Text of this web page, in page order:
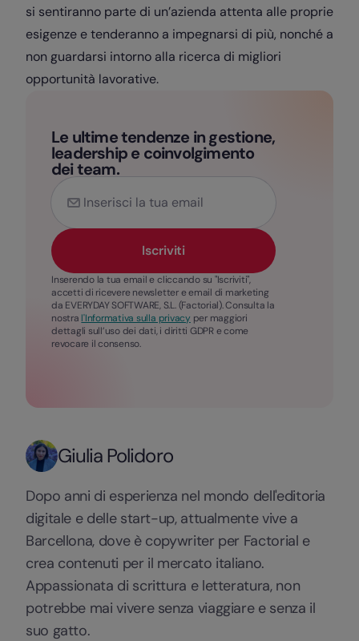
si sentiranno parte di un’azienda attenta alle proprie
esigenze e tenderanno a impegnarsi di più, nonché a
non guardarsi intorno alla ricerca di migliori
opportunità lavorative.
Le ultime tendenze in gestione,
leadership e coinvolgimento
dei team.
Iscriviti
Inserendo la tua email e cliccando su "Iscriviti",
accetti di ricevere newsletter e email di marketing
da EVERYDAY SOFTWARE, S.L. (Factorial). Consulta la
nostra l'Informativa sulla privacyper maggiori
dettagli sull’uso dei dati, i diritti GDPR e come
revocare il consenso.
Giulia Polidoro
Dopo anni di esperienza nel mondo dell'editoria
digitale e delle start-up, attualmente vive a
Barcellona, dove è copywriter per Factorial e
crea contenuti per il mercato italiano.
Appassionata di scrittura e letteratura, non
potrebbe mai vivere senza viaggiare e senza il
suo gatto.